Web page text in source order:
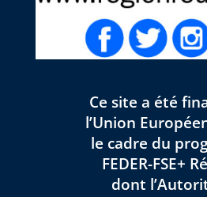
Ce site a été
l’Union
le cadre du
FEDER-FSE+
dont